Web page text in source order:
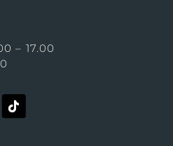
– 17.00